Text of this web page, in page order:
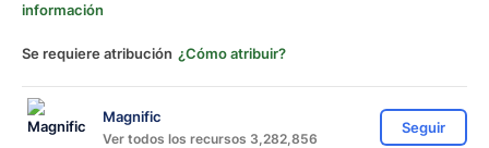
información
Se requiere atribución ¿Cómo atribuir?
Magnific
Ver todos los recursos 3,282,856
Seguir